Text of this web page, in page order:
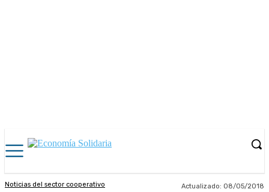
Noticias del sector cooperativo Actualizado: 08/05/2018